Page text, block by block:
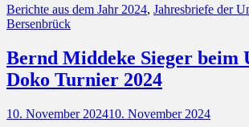
Kategorien
Berichte aus dem Jahr 2024, Jahresbriefe der
Bersenbrück
Bernd Middeke Sieger beim
Doko Turnier 2024
Posted
10. November 202410. November 2024